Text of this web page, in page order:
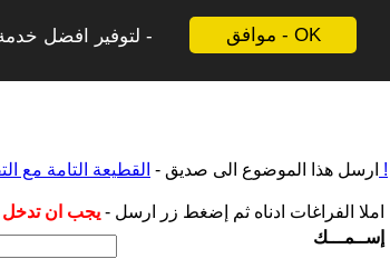
موافق - OK
لتوفير افضل
ارسل هذا الموضوع الى صديق - القطيعة التامة مع التقاليد والسنن البرجوازية للاحتفالات التي تقام بمناسبة 8 من مارس !
املا الفراغات ادناه ثم إضغط زر ارسل - يجب ان تدخل
إســمـــك